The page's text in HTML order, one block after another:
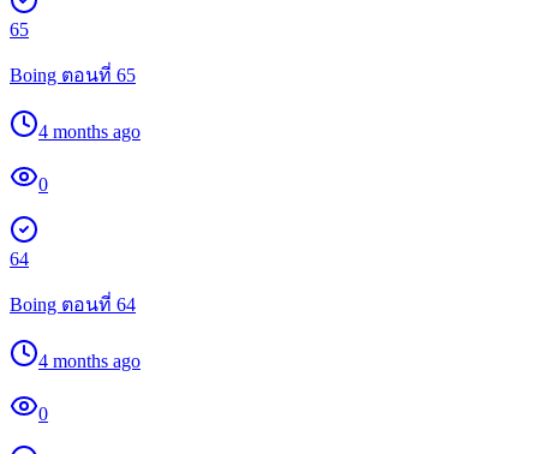
65
Boing ตอนที่ 65
4 months ago
0
64
Boing ตอนที่ 64
4 months ago
0